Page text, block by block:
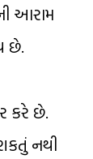
આરામ
છે.
કરે છે.
નથી